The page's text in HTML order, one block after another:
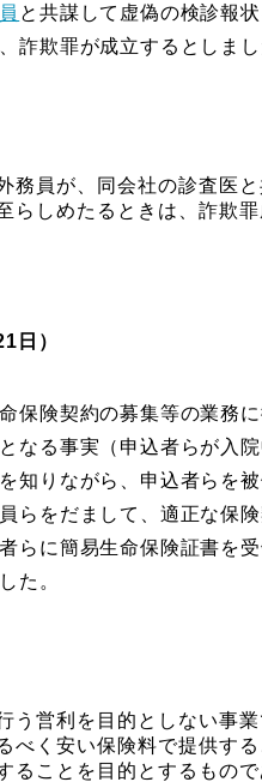
と共謀して虚偽の検診報
詐欺罪が成立するとしまし
務員が、同会社の診査医
らしめたるときは、詐欺
日）
保険契約の募集等の業務
なる事実（申込者らが入
知りながら、申込者らを
らをだまして、適正な保
らに簡易生命保険証書を
た。
う営利を目的としない事
べく安い保険料で提供す
ることを目的とするもの